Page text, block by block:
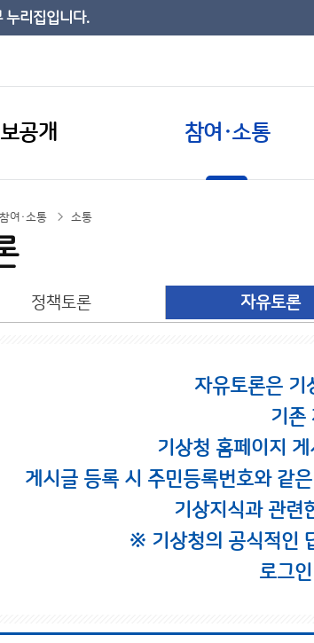
누리집입니다.
공개 참여·소통
참여·소통 소통
정책토론 자유토론
자유토론은 기
기존
기상청 홈페이지
게시글 등록 시 주민등록번호와 같
기상지식과 관련
※ 기상청의 공식적인
로그